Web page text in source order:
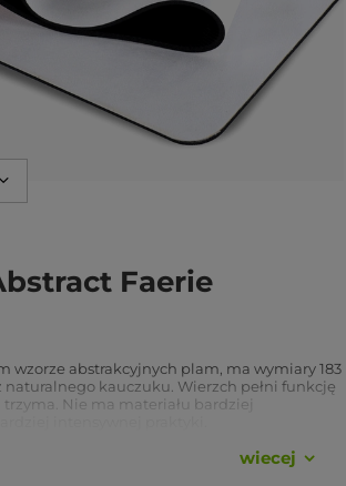
Faerie
wzorze abstrakcyjnych plam, ma wymiary 183
kauczuku. Wierzch pełni funkcję
Nie ma materiału bardziej
żadnego układania, poprawiania i
wiecej